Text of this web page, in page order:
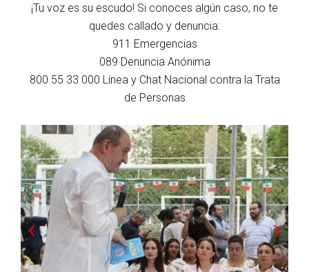
¡Tu voz es su escudo! Si conoces algún caso, no te
quedes callado y denuncia:
911 Emergencias
089 Denuncia Anónima
800 55 33 000 Línea y Chat Nacional contra la Trata
de Personas
‹ ›